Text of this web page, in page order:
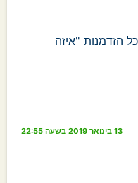
הזדמנות "איזה
13 בינואר 2019 בשעה 22:55